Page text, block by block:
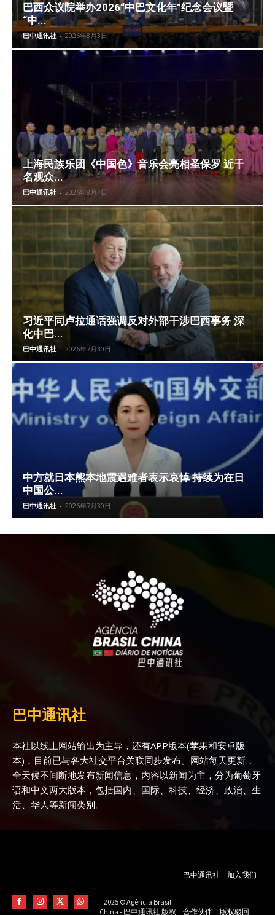
巴西众议院举办2026“中巴文化年”纪念会议暨
“中...
巴中通讯社 - 2026年8月3日
上海民族乐团《中国色》音乐会亮相圣保罗 近千
名观众...
巴中通讯社 - 2026年8月1日
习近平同卢拉通话强调反对外部干涉巴西事务 深
化中巴...
巴中通讯社 - 2026年7月30日
中方就日本熊本地震遇难者表示哀悼 持续为在日
中国公...
巴中通讯社 - 2026年7月30日
巴中通讯社
本社以线上网站输出为主导，还有APP版本(苹果和安卓版
本)，目前已与各大社交平台关联同步发布。网站每天更新，
全天候不间断地发布新闻信息，内容以新闻为主，分为葡萄牙
语和中文两大版本，包括国内、国际、科技、经济、政治、生
活、华人等新闻类别。
2025 © Agência Brasil
China - 巴中通讯社 版权
巴中通讯社 加入我们
合作伙伴 版权驳回